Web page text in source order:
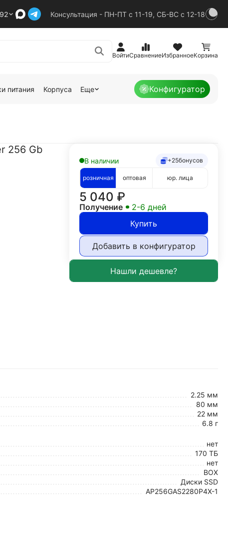
Консультация - ПН-ПТ с 11-19, СБ-ВС с 12-18
ВойтиСравнениеИзбранноеКорзина
питания Корпуса Еще Конфигуратор
256 Gb
В наличии +25бонусов
розничная оптовая юр. лица
5 040 ₽
Получение
2-6 дней
Купить
Добавить в конфигуратор
2.25 мм
80 мм
22 мм
6.8 г
нет
170 ТБ
нет
BOX
Диски SSD
AP256GAS2280P4X-1